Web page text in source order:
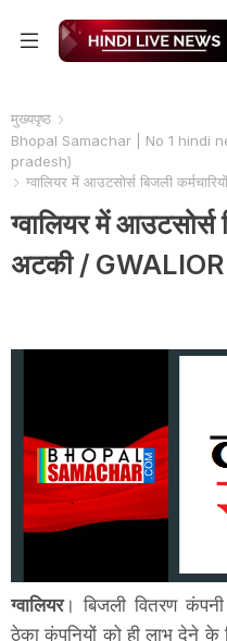
मुख्यपृष्ठ
Bhopal Samachar | No 1 hindi
pradesh)
ग्वालियर में आउटसोर्स बिजली
ग्वालियर में आउटसोर्स
अटकी /
ग्वालियर। बिजली वितरण कंपनी
ठेका कंपनियों को ही लाभ देने के